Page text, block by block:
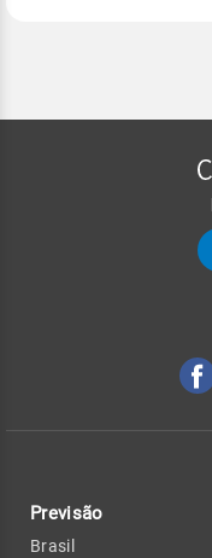
Previsão
Brasil